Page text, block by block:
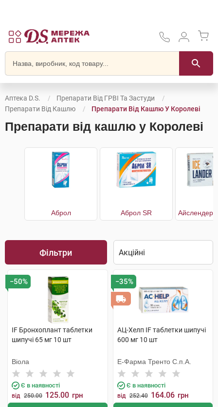
Аптека D.S.
Препарати Від ГРВІ Та Застуди
Препарати Від Кашлю
Препарати Від Кашлю У Королеві
Препарати від кашлю у Королеві
Аброл Аброл SR
Фільтри
−50%
IF Бронхоплант таблетки
шипучі 65 мг 10 шт
Віола
Є в наявності
від 250.00 125.00 грн
−35%
АЦ-Хелп IF таблетки шипучі
600 мг 10 шт
Е-Фарма Тренто С.п.А.
Є в наявності
від 252.40 164.06 грн